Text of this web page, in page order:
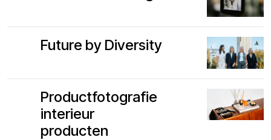
Future by Diversity
Productfotografie
interieur
producten